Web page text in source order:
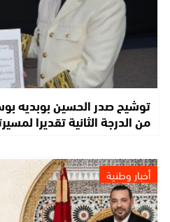
توشيح صدر الحسين بوبديه
من الدرجة الثانية تقديرا
أخبار وطنية